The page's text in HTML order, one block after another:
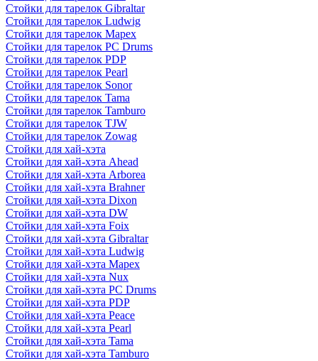
Стойки для тарелок Gibraltar
Стойки для тарелок Ludwig
Стойки для тарелок Mapex
Стойки для тарелок PC Drums
Стойки для тарелок PDP
Стойки для тарелок Pearl
Стойки для тарелок Sonor
Стойки для тарелок Tama
Стойки для тарелок Tamburo
Стойки для тарелок TJW
Стойки для тарелок Zowag
Стойки для хай-хэта
Стойки для хай-хэта Ahead
Стойки для хай-хэта Arborea
Стойки для хай-хэта Brahner
Стойки для хай-хэта Dixon
Стойки для хай-хэта DW
Стойки для хай-хэта Foix
Стойки для хай-хэта Gibraltar
Стойки для хай-хэта Ludwig
Стойки для хай-хэта Mapex
Стойки для хай-хэта Nux
Стойки для хай-хэта PC Drums
Стойки для хай-хэта PDP
Стойки для хай-хэта Peace
Стойки для хай-хэта Pearl
Стойки для хай-хэта Tama
Стойки для хай-хэта Tamburo